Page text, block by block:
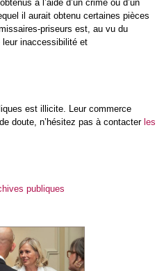
à l’aide d’un crime ou d’un
il aurait obtenu certaines pièces
priseurs est, au vu du
inaccessibilité et
est illicite. Leur commerce
doute, n’hésitez pas à contacter les
publiques